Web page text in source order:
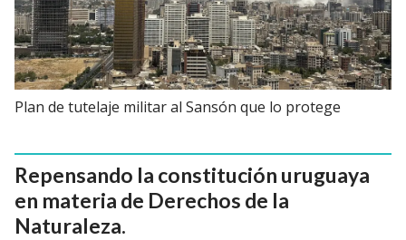
Plan de tutelaje militar al Sansón que lo protege
Repensando la constitución uruguaya
en materia de Derechos de la
Naturaleza.